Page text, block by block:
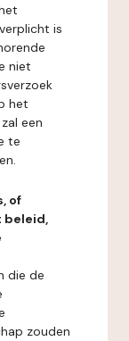
is
niet
het
een
te
of
beleid,
die de
zouden